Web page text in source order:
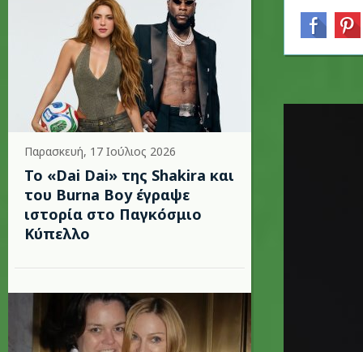
Παρασκευή, 17 Ιούλιος 2026
To «Dai Dai» της Shakira και
του Burna Boy έγραψε
ιστορία στο Παγκόσμιο
Κύπελλο